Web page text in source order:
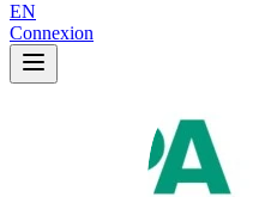
EN
Connexion